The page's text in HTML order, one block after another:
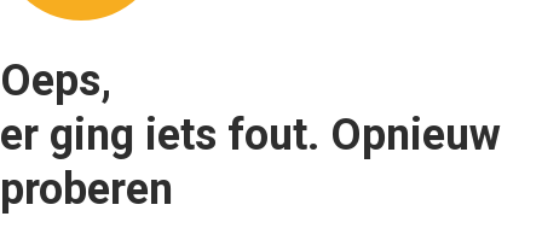
Oeps,
er ging iets fout. Opnieuw
proberen